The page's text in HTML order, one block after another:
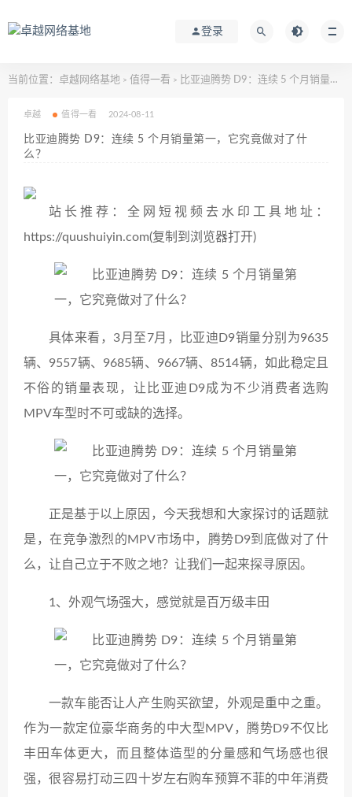
登录
当前位置： 卓越网络基地 > 值得一看 > 比亚迪腾势 D9：连续 5 个月销量第一，它究竟做对了什么？
卓越 值得一看 2024-08-11
比亚迪腾势 D9：连续 5 个月销量第一，它究竟做对了什
么？
站长推荐：全网短视频去水印工具地址：
https://quushuiyin.com(复制到浏览器打开)
具体来看，3月至7月，比亚迪D9销量分别为9635
辆、9557辆、9685辆、9667辆、8514辆，如此稳定且
不俗的销量表现，让比亚迪D9成为不少消费者选购
MPV车型时不可或缺的选择。
正是基于以上原因，今天我想和大家探讨的话题就
是，在竞争激烈的MPV市场中，腾势D9到底做对了什
么，让自己立于不败之地？让我们一起来探寻原因。
1、外观气场强大，感觉就是百万级丰田
一款车能否让人产生购买欲望，外观是重中之重。
作为一款定位豪华商务的中大型MPV，腾势D9不仅比
丰田车体更大，而且整体造型的分量感和气场感也很
强，很容易打动三四十岁左右购车预算不菲的中年消费